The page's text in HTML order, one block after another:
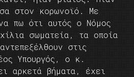
στον κορωνοϊό. Με
πω ότι αυτός ο Νόμος
σωματεία, τα οποία
στις
Υπουργός, ο κ.
αρκετά βήματα, έχει